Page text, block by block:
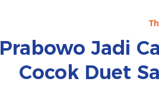
Prabowo Jadi
Cocok Duet